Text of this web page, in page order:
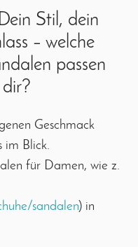
Stil, dein
– welche
passen
Geschmack
im Blick.
für Damen, wie z.
sandalen) in